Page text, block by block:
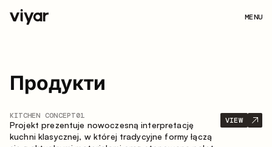
MENU
Продукти
KITCHEN CONCEPT01
Projekt prezentuje nowoczesną interpretację
kuchni klasycznej, w której tradycyjne formy łączą
VIEW